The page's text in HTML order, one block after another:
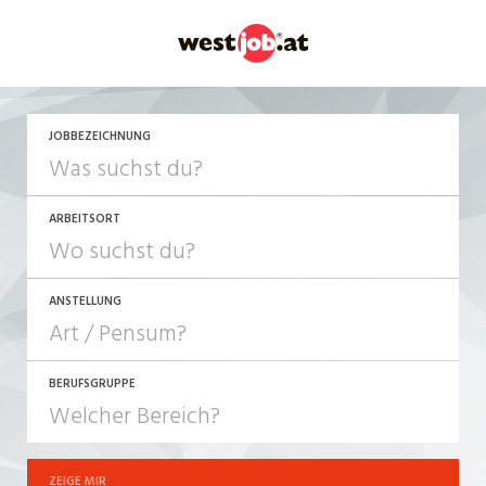
JOBBEZEICHNUNG
ARBEITSORT
ANSTELLUNG
JOB-TYP
Festanstellung
BERUFSGRUPPE
ZEIGE MIR